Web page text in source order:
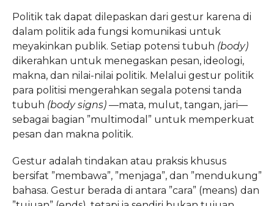
Politik tak dapat dilepaskan dari gestur karena di
dalam politik ada fungsi komunikasi untuk
meyakinkan publik. Setiap potensi tubuh (body)
dikerahkan untuk menegaskan pesan, ideologi,
makna, dan nilai-nilai politik. Melalui gestur politik
para politisi mengerahkan segala potensi tanda
tubuh (body signs)—mata, mulut, tangan, jari—
sebagai bagian ”multimodal” untuk memperkuat
pesan dan makna politik.
Gestur adalah tindakan atau praksis khusus
bersifat ”membawa”, ”menjaga”, dan ”mendukung”
bahasa. Gestur berada di antara ”cara” (means) dan